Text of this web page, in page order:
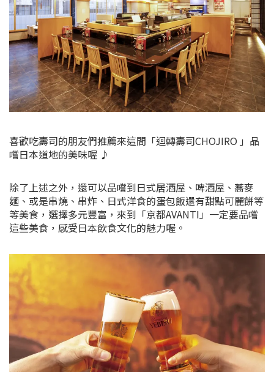
喜歡吃壽司的朋友們推薦來這間「迴轉壽司CHOJIRO 」品
嚐日本道地的美味喔 ♪
除了上述之外，還可以品嚐到日式居酒屋 、啤酒屋、蕎麥
麵、或是串燒、串炸、日式洋食的蛋包飯還有甜點可麗餅等
等美食，選擇多元豐富，來到「京都AVANTI」一定要品嚐
這些美食，感受日本飲食文化的魅力喔。